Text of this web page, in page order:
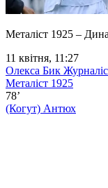
Металіст 1925 –
11 квітня, 11:27
Олекса Бик
Металіст 1925
78’
(Когут) Антюх